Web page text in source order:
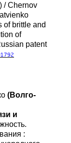
/ Chernov
of brittle and
of
patent
(Волго-
и
: